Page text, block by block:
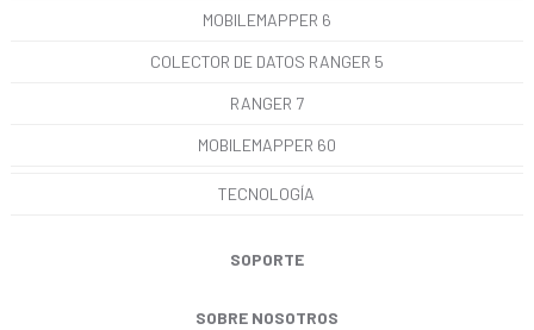
MOBILEMAPPER 6
COLECTOR DE DATOS RANGER 5
RANGER 7
MOBILEMAPPER 60
TECNOLOGÍA
SOPORTE
SOBRE NOSOTROS